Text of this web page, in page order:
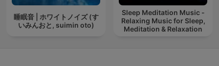
睡眠音 | ホワイトノイズ (す
いみんおと, suimin oto)
Sleep Meditation Music -
Relaxing Music for Sleep,
Meditation & Relaxation